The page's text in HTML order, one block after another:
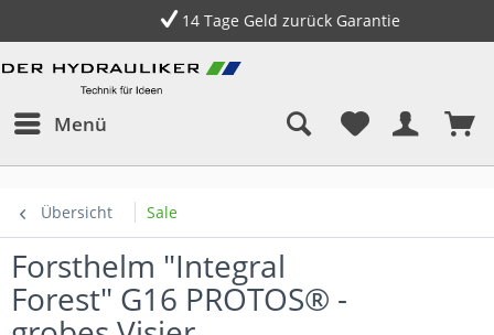
14 Tage Geld zurück Garantie
Menü
Übersicht Sale
Forsthelm "Integral
Forest" G16 PROTOS® -